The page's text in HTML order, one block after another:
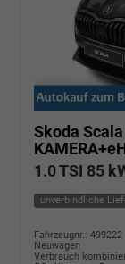
Skoda Scala
1.0 TSI 85
unverbindliche
Fahrzeugnr.: 499222
Neuwagen
Verbrauch